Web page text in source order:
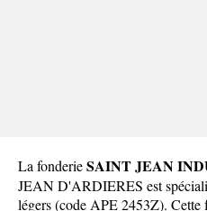
La fonderieSAINT JEAN
JEAN D'ARDIERES est
légers (code APE 2453Z). Cette